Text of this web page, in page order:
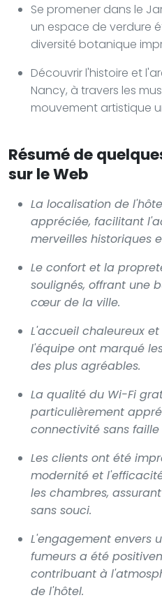
Se promener dans le
un espace de verdure
diversité botanique
Découvrir l'histoire et
Nancy, à travers les
mouvement artistique
Résumé de
sur le Web
La localisation de
appréciée, facilitant
merveilles historiques
Le confort et la
soulignés, offrant une
cœur de la ville.
L'accueil chaleureux
l'équipe ont marqué
des plus agréables.
La qualité du Wi-Fi
particulièrement
connectivité sans
Les clients ont été
modernité et
les chambres,
sans souci.
L'engagement envers
fumeurs a été
contribuant à
de l'hôtel.